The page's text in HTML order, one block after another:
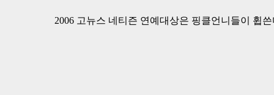
2006 고뉴스 네티즌 연예대상은 핑클언니들이 휩